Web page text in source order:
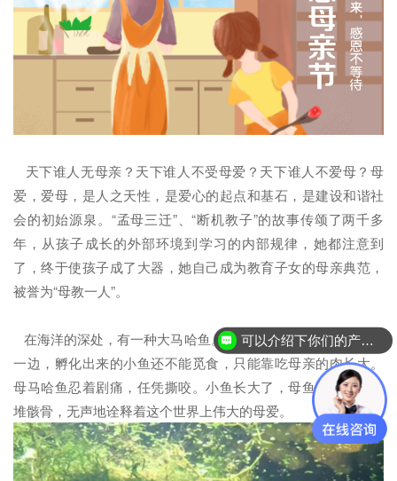
天下谁人无母亲？天下谁人不受母爱？天下谁人不爱母？母
爱，爱母，是人之天性，是爱心的起点和基石，是建设和谐社
会的初始源泉。“孟母三迁”、“断机教子”的故事传颂了两千多
年，从孩子成长的外部环境到学习的内部规律，她都注意到
了，终于使孩子成了大器，她自己成为教育子女的母亲典范，
被誉为“母教一人”。
在海洋的深处，有一种大马哈鱼。母马哈鱼产完卵后，就守在
一边，孵化出来的小鱼还不能觅食，只能靠吃母亲的肉长大。
母马哈鱼忍着剧痛，任凭撕咬。小鱼长大了，母鱼却只剩下一
堆骸骨，无声地诠释着这个世界上伟大的母爱。
可以介绍下你们的产品么？